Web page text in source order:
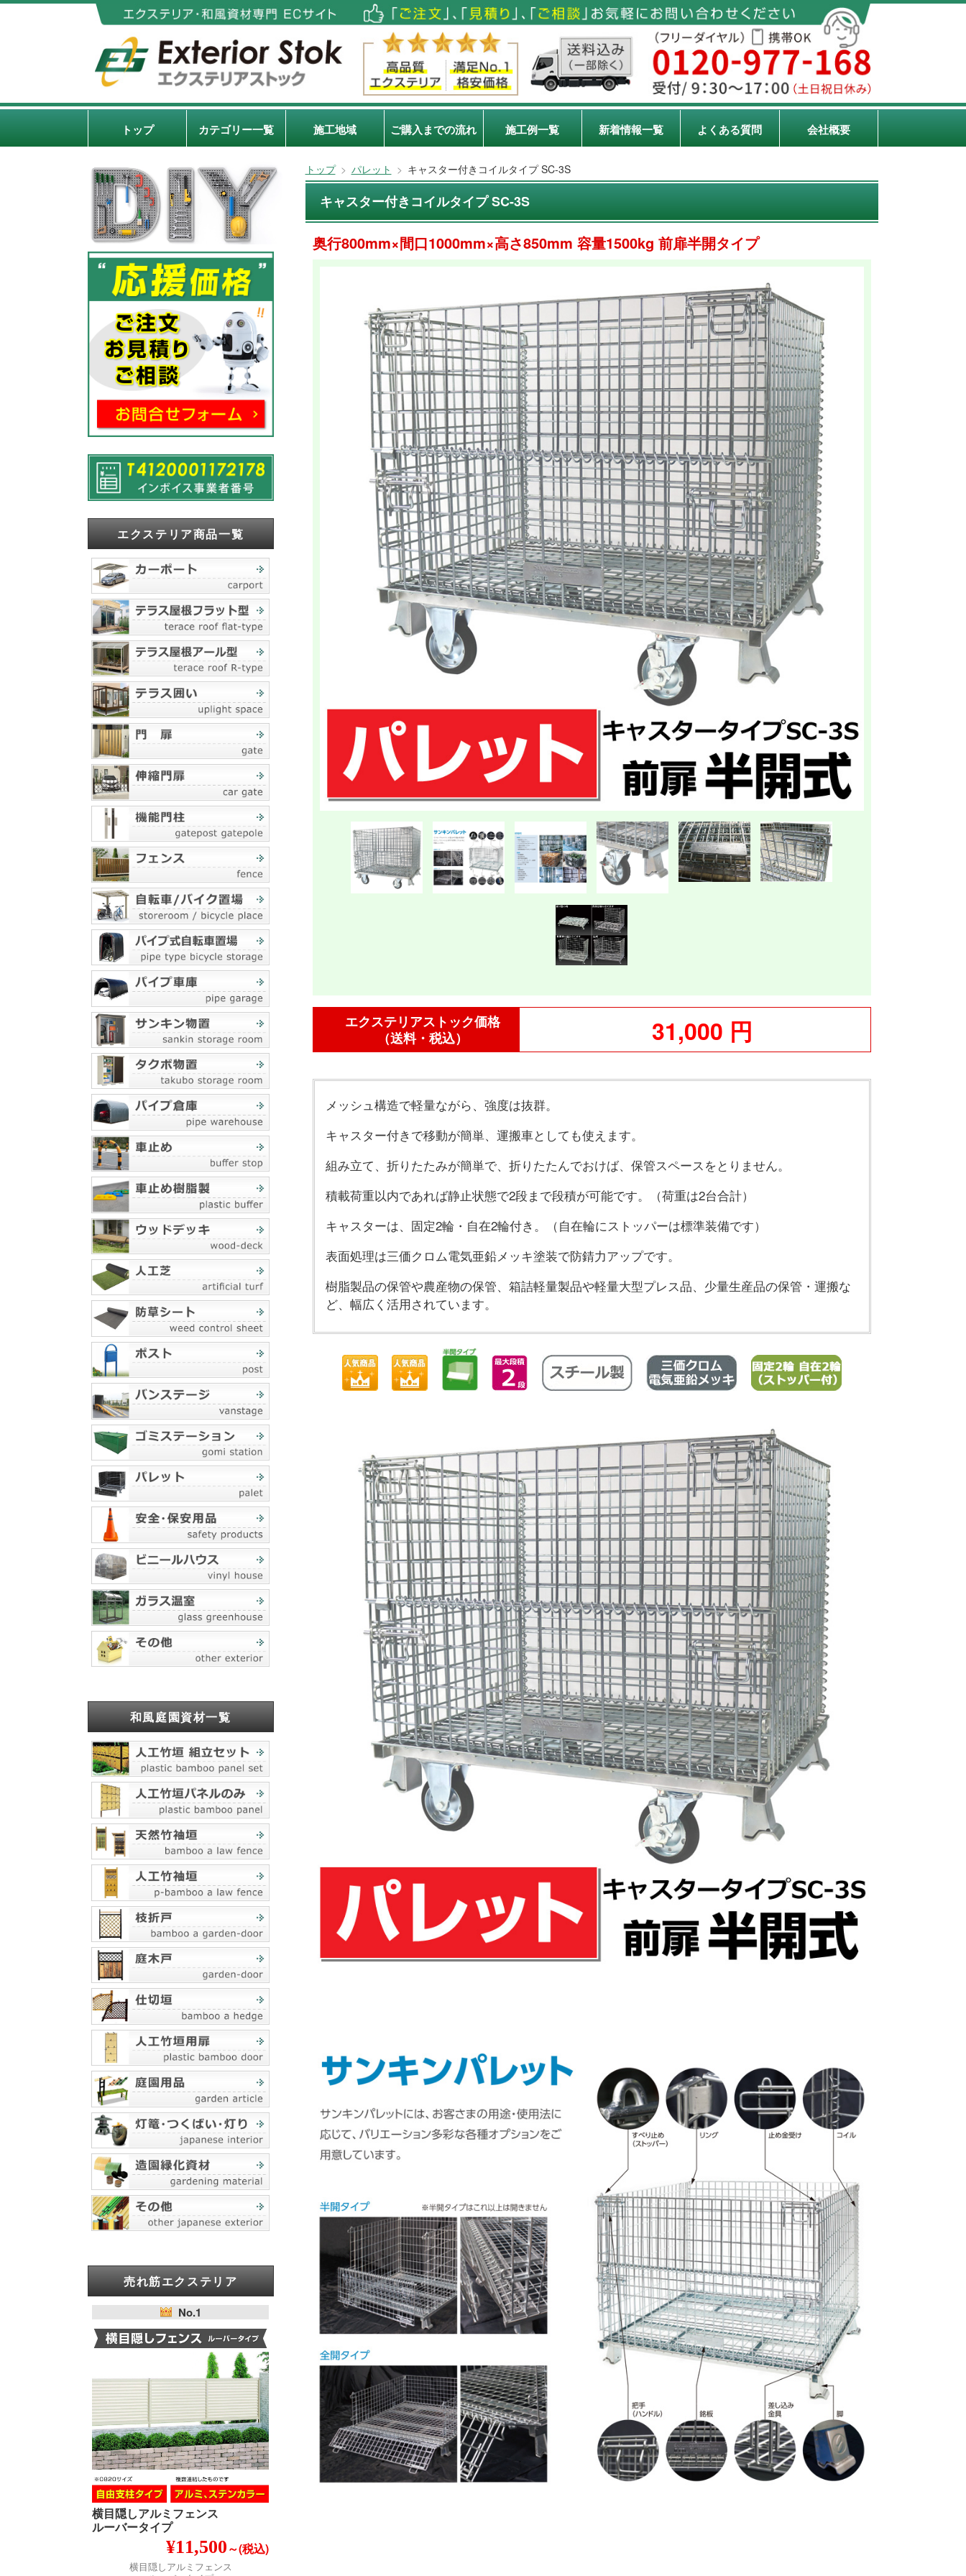
トップ カテゴリー一覧 施工地域 ご購入までの流れ 施工例一覧 新着情報一覧 よくある質問 会社概要
トップ > パレット > キャスター付きコイルタイプ SC-3S
キャスター付きコイルタイプ SC-3S
奥行800mm×間口1000mm×高さ850mm 容量1500kg 前扉半開タイプ
エクステリアストック価格
（送料・税込）
31,000 円
メッシュ構造で軽量ながら、強度は抜群。
キャスター付きで移動が簡単、運搬車としても使えます。
組み立て、折りたたみが簡単で、折りたたんでおけば、保管スペースをとりません。
積載荷重以内であれば静止状態で2段まで段積が可能です。（荷重は2台合計）
キャスターは、固定2輪・自在2輪付き。（自在輪にストッパーは標準装備です）
表面処理は三価クロム電気亜鉛メッキ塗装で防錆力アップです。
樹脂製品の保管や農産物の保管、箱詰軽量製品や軽量大型プレス品、少量生産品の保管・運搬な
ど、幅広く活用されています。
エクステリア商品一覧
和風庭園資材一覧
売れ筋エクステリア
No.1
横目隠しアルミフェンス
ルーバータイプ
¥11,500～(税込)
横目隠しアルミフェンス